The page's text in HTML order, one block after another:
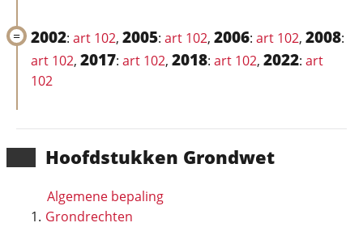
Hoofd­stukken Grondwet
Algemene bepaling
Grondrechten
2002: art 102, 2005: art 102, 2006: art 102, 2008:
art 102, 2017: art 102, 2018: art 102, 2022: art
102